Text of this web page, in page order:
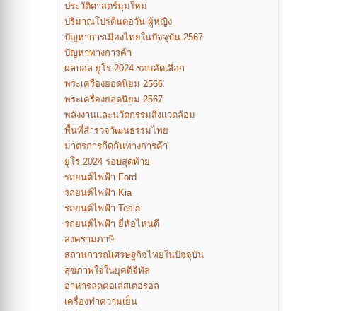
ประวัติศาสตร์มุมใหม่
ปริมาณโปรตีนต่อวัน ผู้หญิง
ปัญหาการเมืองไทยในปัจจุบัน 2567
ปัญหาทางการค้า
ผลบอล ยูโร 2024 รอบคัดเลือก
พระเครื่องยอดนิยม 2566
พระเครื่องยอดนิยม 2567
พลังงานและนวัตกรรมสิ่งแวดล้อม
พื้นที่สำรวจวัฒนธรรมไทย
มาตรการกีดกันทางการค้า
ยูโร 2024 รอบสุดท้าย
รถยนต์ไฟฟ้า Ford
รถยนต์ไฟฟ้า Kia
รถยนต์ไฟฟ้า Tesla
รถยนต์ไฟฟ้า ยี่ห้อไหนดี
สงครามภาษี
สถานการณ์เศรษฐกิจไทยในปัจจุบัน
สุขภาพใจในยุคดิจิทัล
อาหารลดคอเลสเตอรอล
เครื่องทำความเย็น